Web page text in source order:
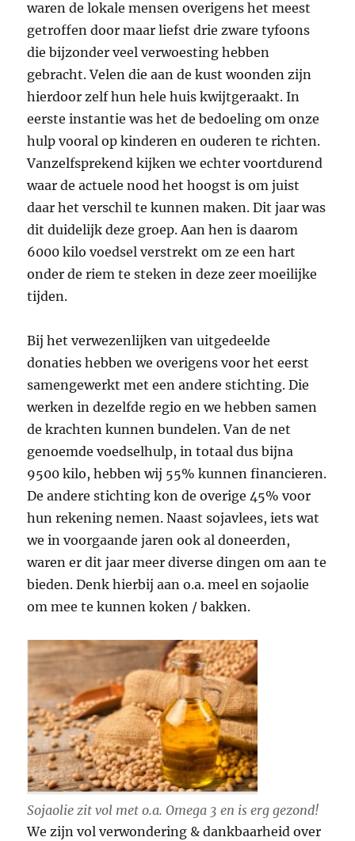
waren de lokale mensen overigens het meest
getroffen door maar liefst drie zware tyfoons
die bijzonder veel verwoesting hebben
gebracht. Velen die aan de kust woonden zijn
hierdoor zelf hun hele huis kwijtgeraakt. In
eerste instantie was het de bedoeling om onze
hulp vooral op kinderen en ouderen te richten.
Vanzelfsprekend kijken we echter voortdurend
waar de actuele nood het hoogst is om juist
daar het verschil te kunnen maken. Dit jaar was
dit duidelijk deze groep. Aan hen is daarom
6000 kilo voedsel verstrekt om ze een hart
onder de riem te steken in deze zeer moeilijke
tijden.
Bij het verwezenlijken van uitgedeelde
donaties hebben we overigens voor het eerst
samengewerkt met een andere stichting. Die
werken in dezelfde regio en we hebben samen
de krachten kunnen bundelen. Van de net
genoemde voedselhulp, in totaal dus bijna
9500 kilo, hebben wij 55% kunnen financieren.
De andere stichting kon de overige 45% voor
hun rekening nemen. Naast sojavlees, iets wat
we in voorgaande jaren ook al doneerden,
waren er dit jaar meer diverse dingen om aan te
bieden. Denk hierbij aan o.a. meel en sojaolie
om mee te kunnen koken / bakken.
Sojaolie zit vol met o.a. Omega 3 en is erg gezond!
We zijn vol verwondering & dankbaarheid over